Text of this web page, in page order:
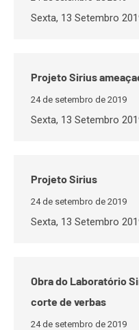
Sexta, 13 Setembro
Projeto Sirius
24 de setembro de 2019
Sexta, 13 Setembro
Projeto Sirius
24 de setembro de 2019
Sexta, 13 Setembro
Obra do Laboratório
corte de verbas
24 de setembro de 2019